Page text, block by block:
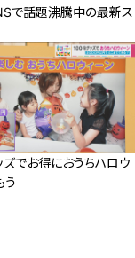
で話題沸騰中の最新ス
ズでお得におうちハロウ
う